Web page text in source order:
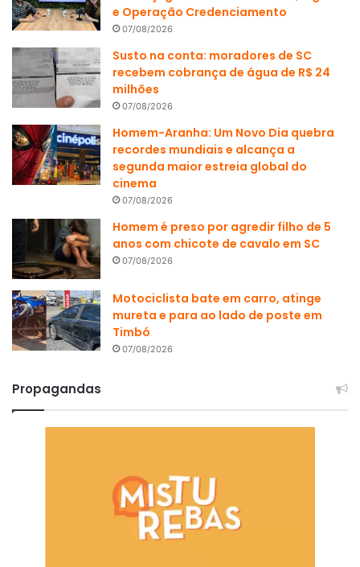
e Operação Credenciamento
07/08/2026
Susto na conta: moradores de SC
recebem cobrança de água de R$ 24
milhões
07/08/2026
Homem-Aranha: Um Novo Dia quebra
recordes mundiais e alcança a
segunda maior estreia global do
cinema
07/08/2026
Homem é preso por agredir filho de 5
anos com chicote de cavalo em SC
07/08/2026
Motociclista bate em carro, atinge
mureta e para ao lado de poste em
Timbó
07/08/2026
Propagandas